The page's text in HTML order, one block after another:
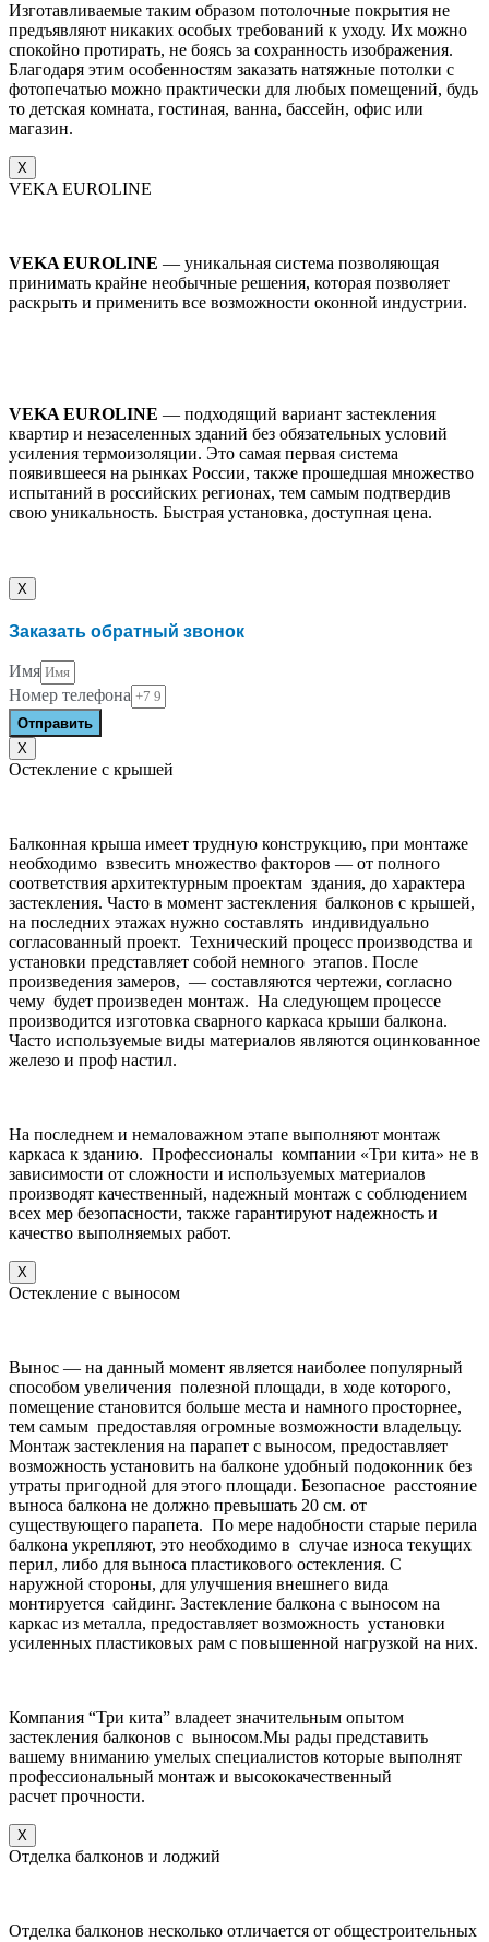
Изготавливаемые таким образом потолочные покрытия не
предъявляют никаких особых требований к уходу. Их можно
спокойно протирать, не боясь за сохранность изображения.
Благодаря этим особенностям заказать натяжные потолки с
фотопечатью можно практически для любых помещений, будь
то детская комната, гостиная, ванна, бассейн, офис или
магазин.
X
VEKA EUROLINE
VEKA EUROLINE — уникальная система позволяющая
принимать крайне необычные решения, которая позволяет
раскрыть и применить все возможности оконной индустрии.
VEKA EUROLINE — подходящий вариант застекления
квартир и незаселенных зданий без обязательных условий
усиления термоизоляции. Это самая первая система
появившееся на рынках России, также прошедшая множество
испытаний в российских регионах, тем самым подтвердив
свою уникальность. Быстрая установка, доступная цена.
X
Заказать обратный звонок
Имя
Номер телефона
Отправить
X
Остекление с крышей
Балконная крыша имеет трудную конструкцию, при монтаже
необходимо взвесить множество факторов — от полного
соответствия архитектурным проектам здания, до характера
застекления. Часто в момент застекления балконов с крышей,
на последних этажах нужно составлять индивидуально
согласованный проект. Технический процесс производства и
установки представляет собой немного этапов. После
произведения замеров, — составляются чертежи, согласно
чему будет произведен монтаж. На следующем процессе
производится изготовка сварного каркаса крыши балкона.
Часто используемые виды материалов являются оцинкованное
железо и проф настил.
На последнем и немаловажном этапе выполняют монтаж
каркаса к зданию. Профессионалы компании «Три кита» не в
зависимости от сложности и используемых материалов
производят качественный, надежный монтаж с соблюдением
всех мер безопасности, также гарантируют надежность и
качество выполняемых работ.
X
Остекление с выносом
Вынос — на данный момент является наиболее популярный
способом увеличения полезной площади, в ходе которого,
помещение становится больше места и намного просторнее,
тем самым предоставляя огромные возможности владельцу.
Монтаж застекления на парапет с выносом, предоставляет
возможность установить на балконе удобный подоконник без
утраты пригодной для этого площади. Безопасное расстояние
выноса балкона не должно превышать 20 см. от
существующего парапета. По мере надобности старые перила
балкона укрепляют, это необходимо в случае износа текущих
перил, либо для выноса пластикового остекления. С
наружной стороны, для улучшения внешнего вида
монтируется сайдинг. Застекление балкона с выносом на
каркас из металла, предоставляет возможность установки
усиленных пластиковых рам с повышенной нагрузкой на них.
Компания “Три кита” владеет значительным опытом
застекления балконов с выносом.Мы рады представить
вашему вниманию умелых специалистов которые выполнят
профессиональный монтаж и высококачественный
расчет прочности.
X
Отделка балконов и лоджий
Отделка балконов несколько отличается от общестроительных